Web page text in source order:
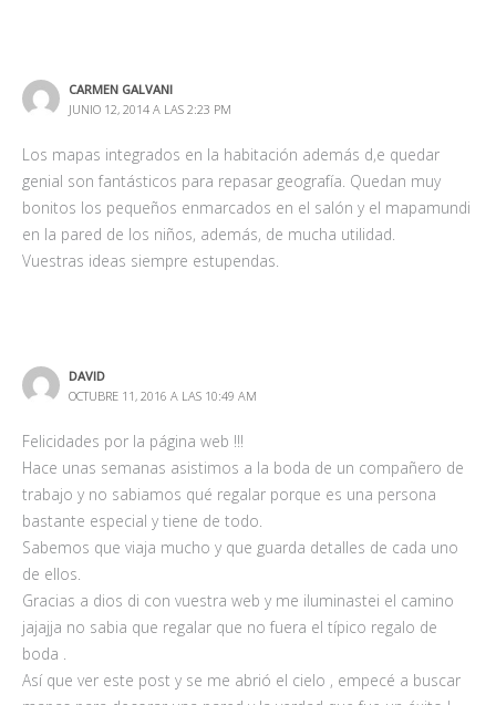
CARMEN GALVANI
JUNIO 12, 2014 A LAS 2:23 PM
Los mapas integrados en la habitación además d,e quedar
genial son fantásticos para repasar geografía. Quedan muy
bonitos los pequeños enmarcados en el salón y el mapamundi
en la pared de los niños, además, de mucha utilidad.
Vuestras ideas siempre estupendas.
DAVID
OCTUBRE 11, 2016 A LAS 10:49 AM
Felicidades por la página web !!!
Hace unas semanas asistimos a la boda de un compañero de
trabajo y no sabiamos qué regalar porque es una persona
bastante especial y tiene de todo.
Sabemos que viaja mucho y que guarda detalles de cada uno
de ellos.
Gracias a dios di con vuestra web y me iluminastei el camino
jajajja no sabia que regalar que no fuera el típico regalo de
boda .
Así que ver este post y se me abrió el cielo , empecé a buscar